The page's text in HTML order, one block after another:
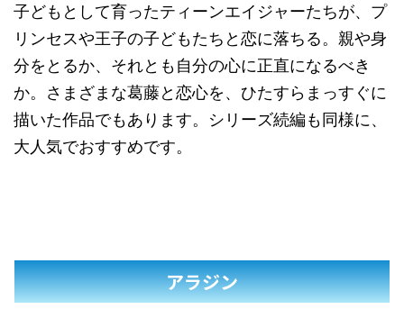
子どもとして育ったティーンエイジャーたちが、プ
リンセスや王子の子どもたちと恋に落ちる。親や身
分をとるか、それとも自分の心に正直になるべき
か。さまざまな葛藤と恋心を、ひたすらまっすぐに
描いた作品でもあります。シリーズ続編も同様に、
大人気でおすすめです。
アラジン